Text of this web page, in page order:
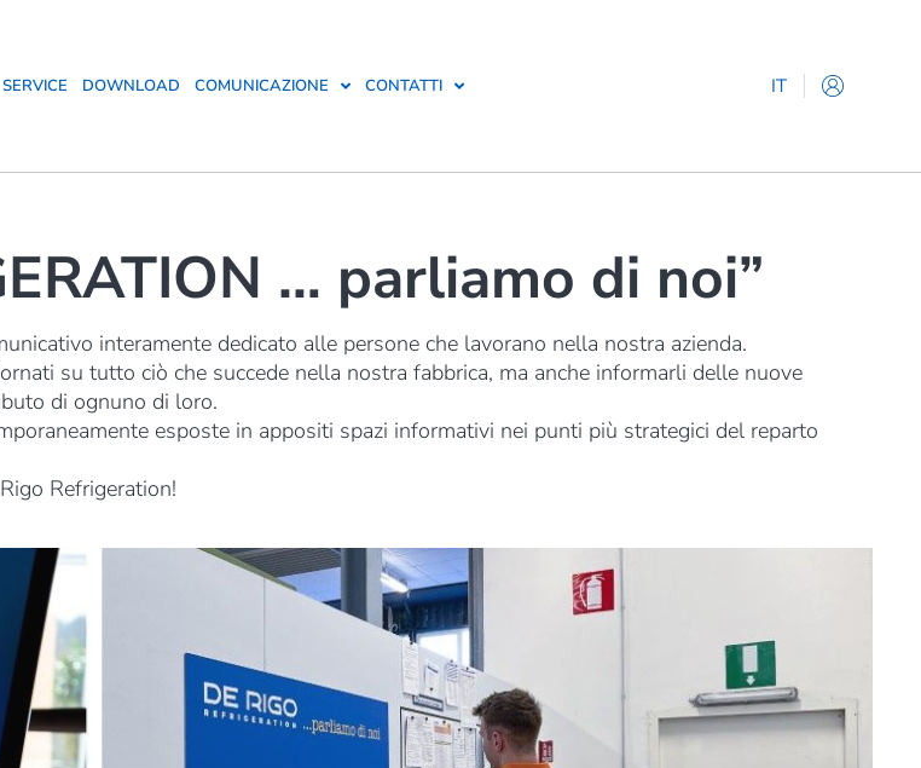
SERVICE DOWNLOAD COMUNICAZIONE CONTATTI IT
… parliamo di noi”
interamente dedicato alle persone che lavorano nella nostra azienda.
su tutto ciò che succede nella nostra fabbrica, ma anche informarli delle nuove
di ognuno di loro.
esposte in appositi spazi informativi nei punti più strategici del reparto
Refrigeration!